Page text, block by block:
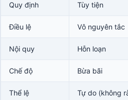
Quy định Tùy tiện
Điều lệ Vô nguyên tắc
Nội quy Hỗn loạn
Chế độ Bừa bãi
Thể lệ Tự do (không